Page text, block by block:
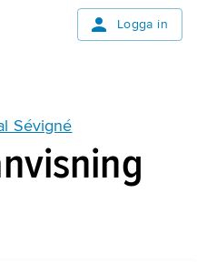
Logga in
Sévigné